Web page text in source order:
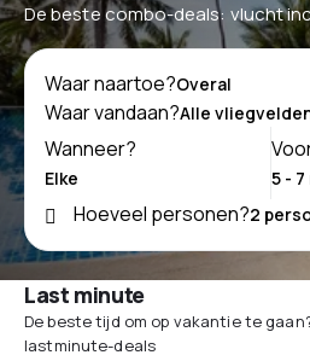
De beste combo-deals: vlucht
Waar naartoe?
Waar vandaan?
Wanneer?
Hoeveel personen?
Last minute
De beste tijd om op vakantie te
lastminute-deals